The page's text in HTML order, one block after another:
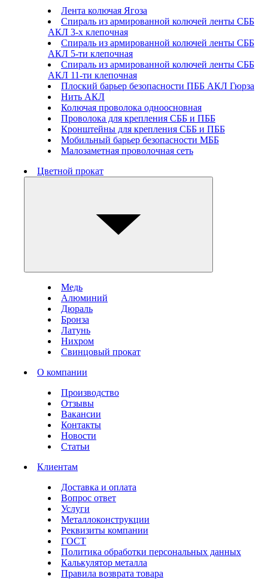
Лента колючая Ягоза
Спираль из армированной колючей ленты СББ
АКЛ 3-х клепочная
Спираль из армированной колючей ленты СББ
АКЛ 5-ти клепочная
Спираль из армированной колючей ленты СББ
АКЛ 11-ти клепочная
Плоский барьер безопасности ПББ АКЛ Гюрза
Нить АКЛ
Колючая проволока одноосновная
Проволока для крепления СББ и ПББ
Кронштейны для крепления СББ и ПББ
Мобильный барьер безопасности МББ
Малозаметная проволочная сеть
Цветной прокат
Медь
Алюминий
Дюраль
Бронза
Латунь
Нихром
Свинцовый прокат
О компании
Производство
Отзывы
Вакансии
Контакты
Новости
Статьи
Клиентам
Доставка и оплата
Вопрос ответ
Услуги
Металлоконструкции
Реквизиты компании
ГОСТ
Политика обработки персональных данных
Калькулятор металла
Правила возврата товара